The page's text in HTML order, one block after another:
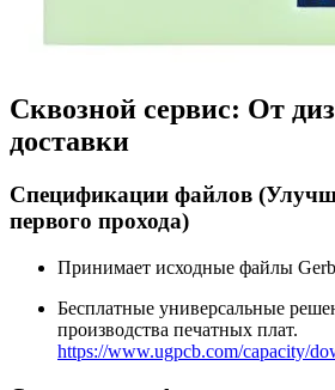
Сквозной сервис: От
доставки
Спецификации файлов
первого прохода)
Принимает исходные файлы
Бесплатные универсальные
производства печатных плат.
https://www.ugpcb.com/capacity/